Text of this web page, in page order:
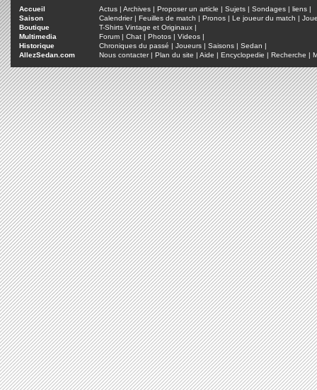
Accueil Actus | Archives | Proposer un article | Sujets | Sondages | liens |
Saison
Calendrier| Feuilles de match | Pronos | Le joueur du match |
Boutique
T-Shirts Vintage et Originaux |
Multimedia
Forum | Chat | Photos | Videos |
Historique
Chroniques du passé | Joueurs | Saisons | Sedan |
AllezSedan.com
Nous contacter| Plan du site | Aide | Encyclopedie | Recherche |